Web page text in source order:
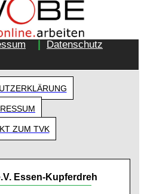
1877 e.V. Essen-
| Datenschutz
ZUM TVK
Essen-Kupferdreh